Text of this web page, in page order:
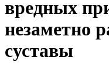
вредных
незаметно
суставы